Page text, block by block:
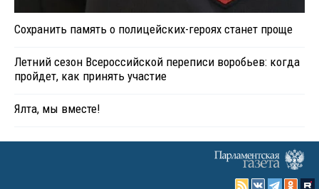
Сохранить память о полицейских-героях станет проще
Летний сезон Всероссийской переписи воробьев: когда
пройдет, как принять участие
Ялта, мы вместе!